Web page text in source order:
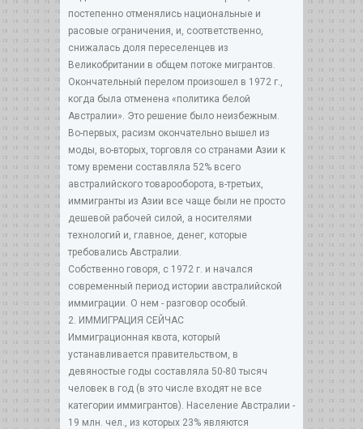
постепенно отменялись национальные и
расовые ограничения, и, соответственно,
снижалась доля переселенцев из
Великобритании в общем потоке мигрантов.
Окончательный перелом произошел в 1972 г.,
когда была отменена «политика белой
Австралии». Это решение было неизбежным.
Во-первых, расизм окончательно вышел из
моды, во-вторых, торговля со странами Азии к
тому времени составляла 52% всего
австралийского товарооборота, в-третьих,
иммигранты из Азии все чаще были не просто
дешевой рабочей силой, а носителями
технологий и, главное, денег, которые
требовались Австралии.
Собственно говоря, с 1972 г. и начался
современный период истории австралийской
иммиграции. О нем - разговор особый.
2. ИММИГРАЦИЯ СЕЙЧАС
Иммиграционная квота, который
устанавливается правительством, в
девяностые годы составляла 50-80 тысяч
человек в год (в это числе входят не все
категории иммигрантов). Население Австралии -
19 млн. чел., из которых 23% являются